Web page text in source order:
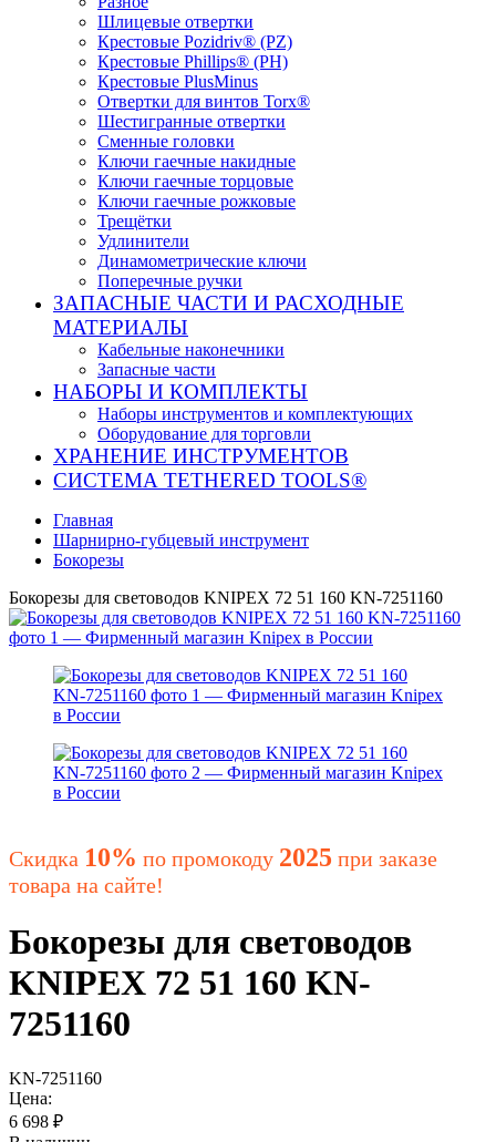
Шлицевые отвертки
Крестовые Pozidriv® (PZ)
Крестовые Phillips® (PH)
Крестовые PlusMinus
Отвертки для винтов Torx®
Шестигранные отвертки
Сменные головки
Ключи гаечные накидные
Ключи гаечные торцовые
Ключи гаечные рожковые
Трещётки
Удлинители
Динамометрические ключи
Поперечные ручки
ЗАПАСНЫЕ ЧАСТИ И РАСХОДНЫЕ
МАТЕРИАЛЫ
Кабельные наконечники
Запасные части
НАБОРЫ И КОМПЛЕКТЫ
Наборы инструментов и комплектующих
Оборудование для торговли
ХРАНЕНИЕ ИНС­ТРУ­МЕН­ТОВ
СИСТЕМА TETHERED TOOLS®
Главная
Шарнирно-губцевый инструмент
Бокорезы
Бокорезы для световодов KNIPEX 72 51 160 KN-7251160
Скидка 10% по промокоду 2025 при заказе
товара на сайте!
Бокорезы для световодов
KNIPEX 72 51 160 KN-
7251160
KN-7251160
Цена:
6 698 ₽